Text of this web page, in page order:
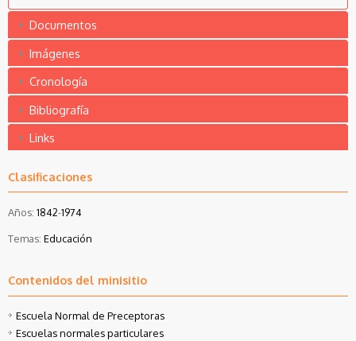
Documentos
Imágenes
Cronología
Bibliografía
Links
Clasificaciones
Años: 1842-1974
Temas: Educación
Contenidos del minisitio
Escuela Normal de Preceptoras
Escuelas normales particulares